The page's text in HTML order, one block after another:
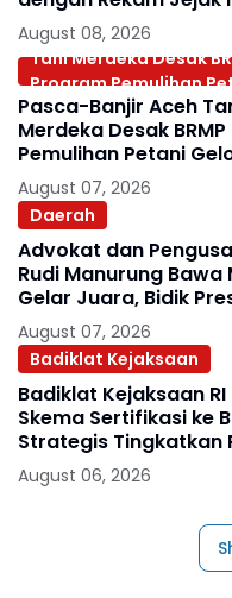
Internasional
August 08, 2026
Tani Merdeka Desak
Program Pemulihan
Pasca-Banjir Aceh
Merdeka Desak
Pemulihan Petani
August 07, 2026
Daerah
Advokat dan
Rudi Manurung Bawa
Gelar Juara, Bidik
August 07, 2026
Badiklat Kejaksaan
Badiklat Kejaksaan
Skema Sertifikasi ke
Strategis Tingkatkan
Jaksa
August 06, 2026